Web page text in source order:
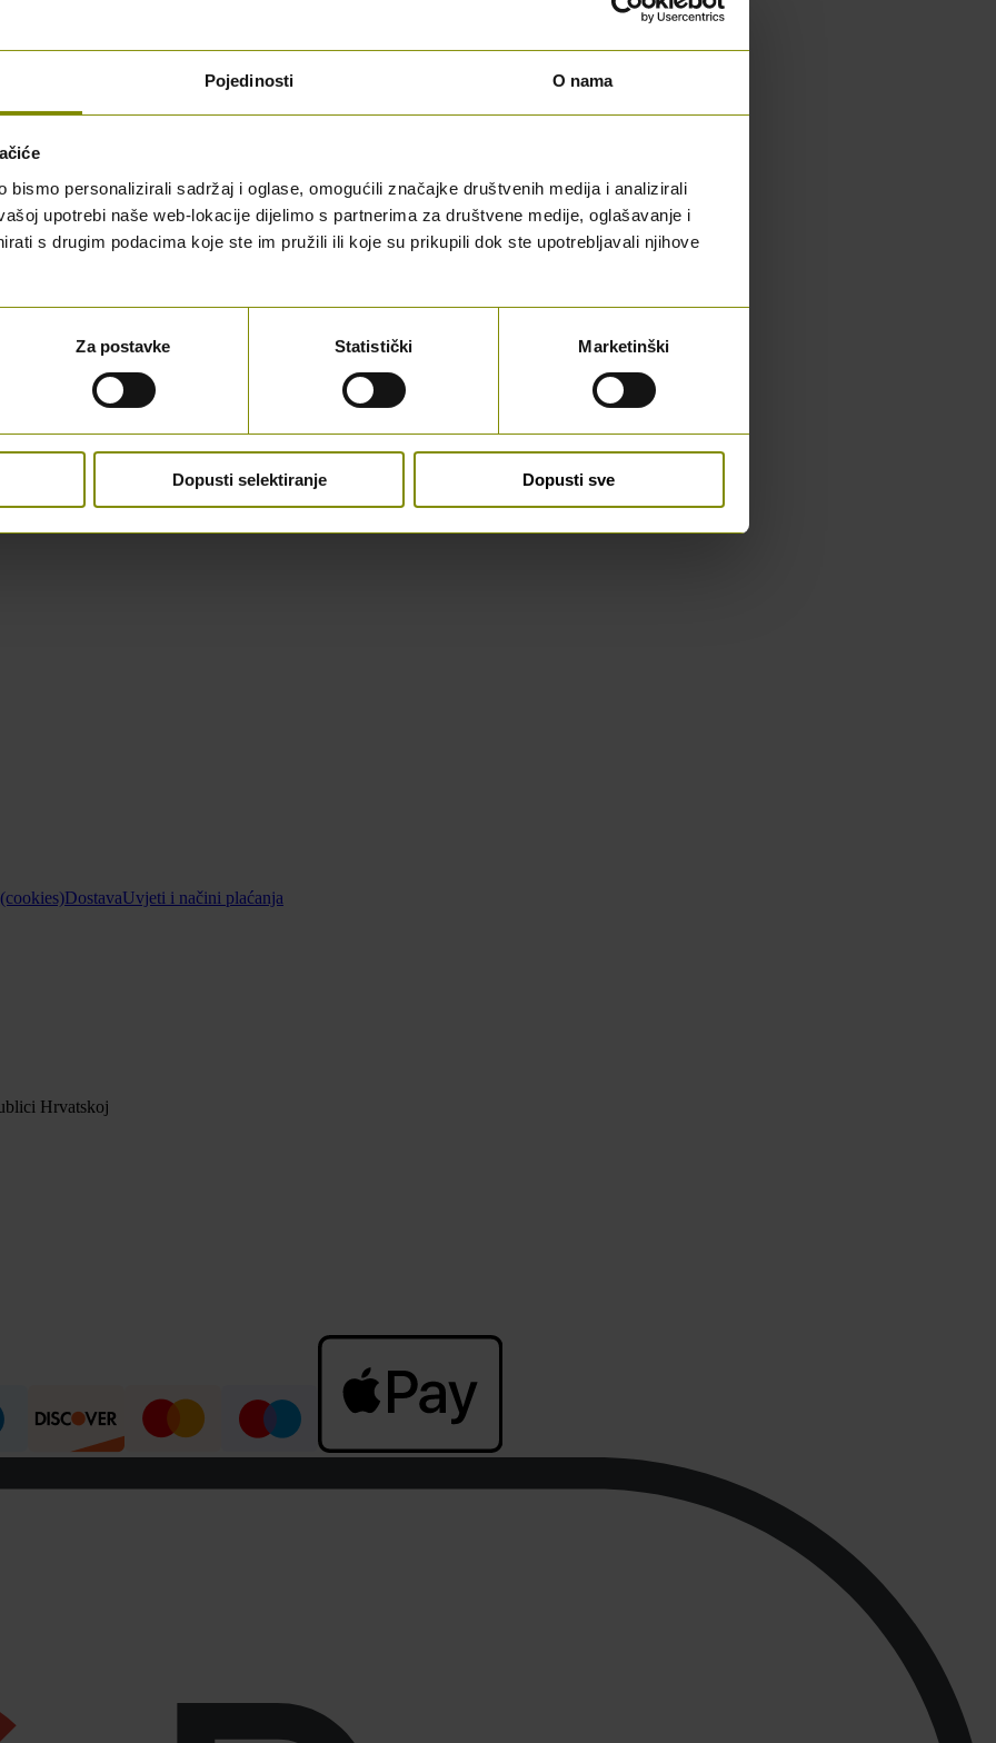
Pojedinosti O nama
bismo personalizirali sadržaj i oglase, omogućili značajke društvenih medija i analizirali
upotrebi naše web-lokacije dijelimo s partnerima za društvene medije, oglašavanje i
s drugim podacima koje ste im pružili ili koje su prikupili dok ste upotrebljavali njihove
Za postavke Statistički Marketinški
Dopusti selektiranje Dopusti sve
Hrvatskoj
DostavaUvjeti i načini plaćanja
Hrvatskoj